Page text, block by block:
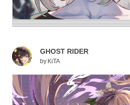
GHOST RIDER
by KiTA